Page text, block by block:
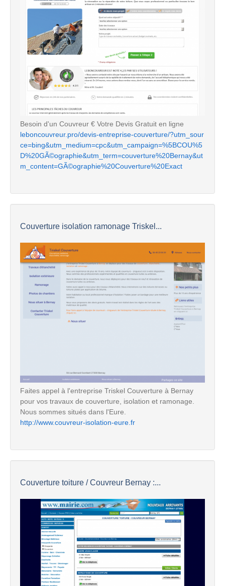
Besoin d'un Couvreur € Votre Devis Gratuit en ligne
leboncouvreur.pro/devis-entreprise-couverture/?utm_sour
ce=bing&utm_medium=cpc&utm_campaign=%5BCOU%5
D%20GÃ©ographie&utm_term=couverture%20Bernay&ut
m_content=GÃ©ographie%20Couverture%20Exact
Couverture isolation ramonage Triskel...
Faites appel à l'entreprise Triskel Couverture à Bernay
pour vos travaux de couverture, isolation et ramonage.
Nous sommes situés dans l'Eure.
http://www.couvreur-isolation-eure.fr
Couverture toiture / Couvreur Bernay :...